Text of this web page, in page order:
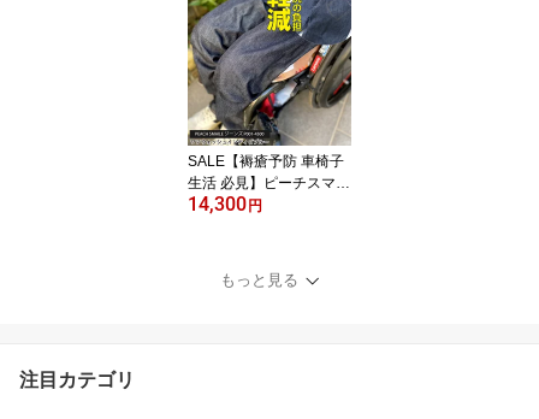
適に 送料無料 雨 台風 ゲ
リラ豪雨 梅雨 車いす 車
イス 介護 介助 大きい 雨
の日 雨合羽 防寒 カッパ
ポンチョ 雨具 傘 カバー
雨対策 外出 福祉用具
SALE【褥瘡予防 車椅子
生活 必見】ピーチスマイ
ル ジーンズ ワンウォッ
岡山 児島 褥瘡 床ずれ 縫
い目なし シーティング
14,300 円
もっと見る
注目カテゴリ